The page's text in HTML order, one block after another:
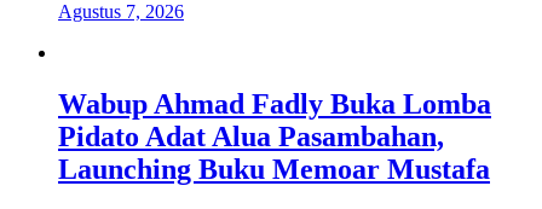
Agustus 7, 2026
Wabup Ahmad Fadly Buka Lomba
Pidato Adat Alua Pasambahan,
Launching Buku Memoar Mustafa